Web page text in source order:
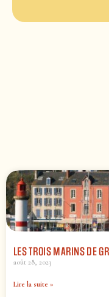
LES TROIS MARINS DE
août 28, 2023
Lire la suite »